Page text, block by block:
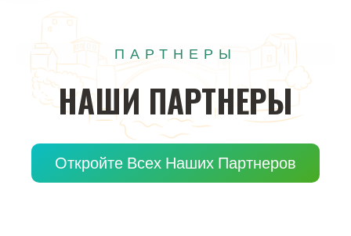
ПАРТНЕРЫ
НАШИ ПАРТНЕРЫ
Откройте Всех Наших Партнеров